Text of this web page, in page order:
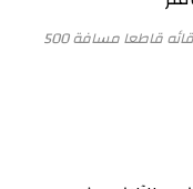
محمد أوزار (يمين) جاء إلى المسيرة مع أصدقائه قاطعا مسافة 500